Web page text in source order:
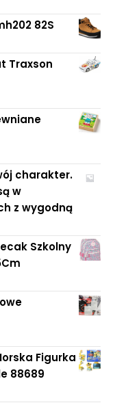
82S
Traxson
charakter.
w
z wygodną
Szkolny
Figurka
88689